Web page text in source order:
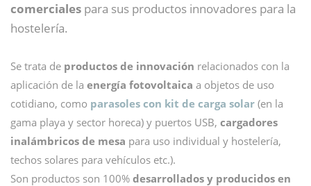
comerciales para sus productos innovadores para la
hostelería.
Se trata de productos de innovación relacionados con la
aplicación de la energía fotovoltaica a objetos de uso
cotidiano, como parasoles con kit de carga solar (en la
gama playa y sector horeca) y puertos USB, cargadores
inalámbricos de mesa para uso individual y hostelería,
techos solares para vehículos etc.).
Son productos son 100% desarrollados y producidos en